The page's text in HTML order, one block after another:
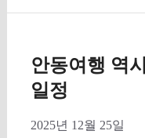
안동여행 역
일정
2025년 12월 25일